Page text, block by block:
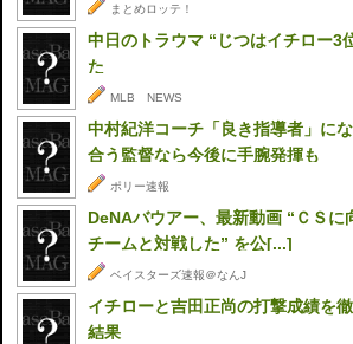
まとめロッテ！
中日のトラウマ “じつはイチロー3
た
MLB NEWS
中村紀洋コーチ「良き指導者」に
合う監督なら今後に手腕発揮も
ポリー速報
DeNAバウアー、最新動画 “ＣＳに
チームと対戦した” を公[...]
ベイスターズ速報＠なんJ
イチローと吉田正尚の打撃成績を
結果